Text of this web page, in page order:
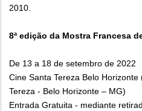
2010.
8ª edição da Mostra Francesa
De 13 a 18 de setembro de 2022
Cine Santa Tereza Belo
Tereza - Belo Horizonte – MG)
Entrada Gratuita - mediante